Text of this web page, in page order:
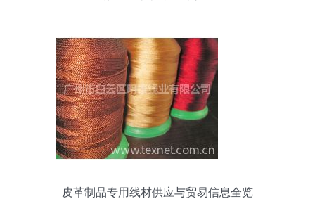
皮革制品专用线材供应与贸易信息全览